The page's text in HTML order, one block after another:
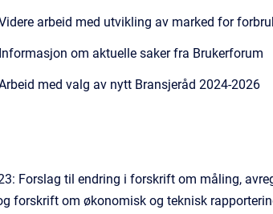
arbeid med utvikling av marked for
om aktuelle saker fra Brukerforum​
med valg av nytt Bransjeråd 2024-2026
Forslag til endring i forskrift om måling,
forskrift om økonomisk og teknisk